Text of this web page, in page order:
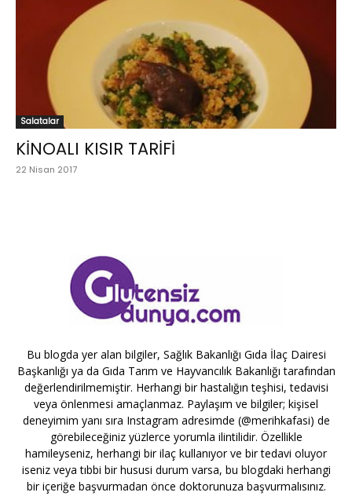
Salatalar
KİNOALI KISIR TARİFİ
22 Nisan 2017
Bu blogda yer alan bilgiler, Sağlık Bakanlığı Gıda İlaç Dairesi
Başkanlığı ya da Gıda Tarım ve Hayvancılık Bakanlığı tarafından
değerlendirilmemiştir. Herhangi bir hastalığın teşhisi, tedavisi
veya önlenmesi amaçlanmaz. Paylaşım ve bilgiler; kişisel
deneyimim yanı sıra Instagram adresimde (@merihkafasi) de
görebileceğiniz yüzlerce yorumla ilintilidir. Özellikle
hamileyseniz, herhangi bir ilaç kullanıyor ve bir tedavi oluyor
iseniz veya tıbbi bir hususi durum varsa, bu blogdaki herhangi
bir içeriğe başvurmadan önce doktorunuza başvurmalısınız.